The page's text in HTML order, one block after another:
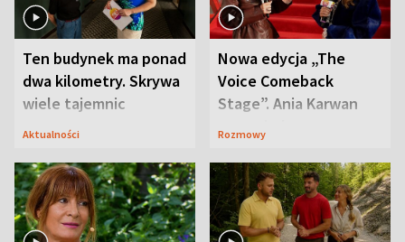
Ten budynek ma ponad
dwa kilometry. Skrywa
wiele tajemnic
Aktualności
Nowa edycja „The
Voice Comeback
Stage”. Ania Karwan
zapowiada
Rozmowy